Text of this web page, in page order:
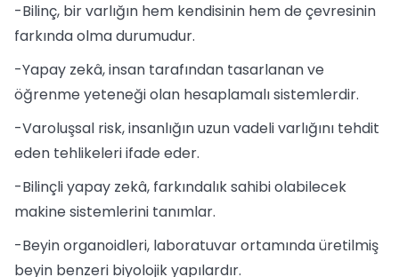
-Bilinç, bir varlığın hem kendisinin hem de çevresinin
farkında olma durumudur.
-Yapay zekâ, insan tarafından tasarlanan ve
öğrenme yeteneği olan hesaplamalı sistemlerdir.
-Varoluşsal risk, insanlığın uzun vadeli varlığını tehdit
eden tehlikeleri ifade eder.
-Bilinçli yapay zekâ, farkındalık sahibi olabilecek
makine sistemlerini tanımlar.
-Beyin organoidleri, laboratuvar ortamında üretilmiş
beyin benzeri biyolojik yapılardır.